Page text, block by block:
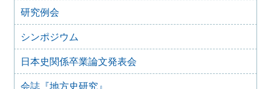
2025年11月のイベント（更新しました）
2025年9月20日
2025年10月のイベント(更新しました)
2025年8月のイベント
2025年7月27日
研究例会
シンポジウム
日本史関係卒業論文発表会
会誌『地方史研究』